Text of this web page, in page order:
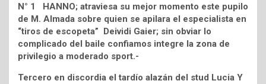
N° 1 HANNO; atraviesa su mejor momento este pupilo
de M. Almada sobre quien se apilara el especialista en
“tiros de escopeta” Deividi Gaier; sin obviar lo
complicado del baile confiamos integre la zona de
privilegio a moderado sport.-
Tercero en discordia el tardío alazán del stud Lucia Y